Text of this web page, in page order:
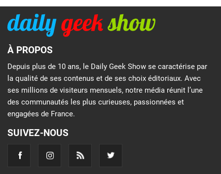
À PROPOS
Depuis plus de 10 ans, le Daily Geek Show se caractérise par
la qualité de ses contenus et de ses choix éditoriaux. Avec
ses millions de visiteurs mensuels, notre média réunit l’une
des communautés les plus curieuses, passionnées et
engagées de France.
SUIVEZ-NOUS